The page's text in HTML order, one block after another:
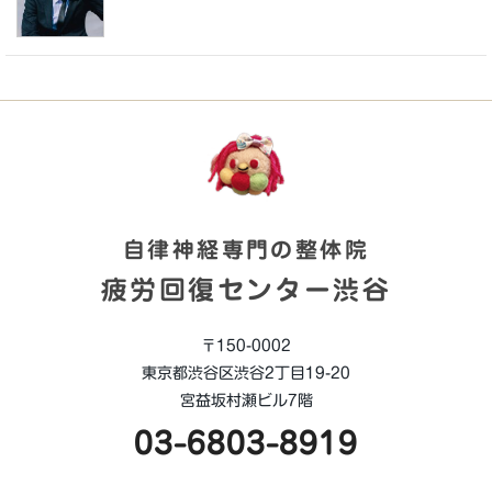
自律神経専門の整体院
疲労回復センター渋谷
〒150-0002
東京都渋谷区渋谷2丁目19-20
宮益坂村瀬ビル7階
03-6803-8919